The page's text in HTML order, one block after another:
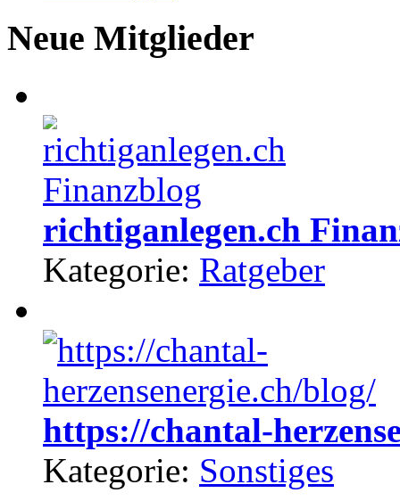
Neue Mitglieder
richtiganlegen.ch
Kategorie: Ratgeber
https://chantal-
Kategorie: Sonstiges